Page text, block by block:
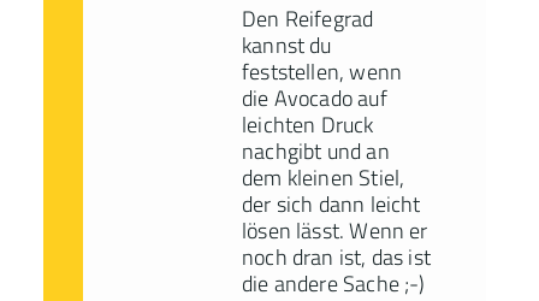
Den Reifegrad
kannst du
feststellen, wenn
die Avocado auf
leichten Druck
nachgibt und an
dem kleinen Stiel,
der sich dann leicht
lösen lässt. Wenn er
noch dran ist, das ist
die andere Sache ;-)